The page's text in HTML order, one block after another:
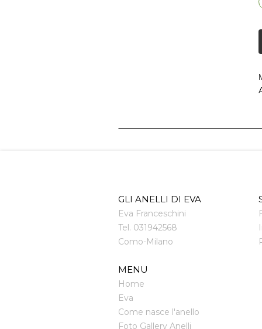
GLI ANELLI DI EVA
Eva Franceschini
Tel. 031942568
Como-Milano
MENU
Home
Eva
Come nasce l'anello
Foto Gallery Anelli